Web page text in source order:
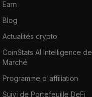
Earn
Blog
Actualités crypto
CoinStats AI Intelligence de
Marché
Programme d'affiliation
Suivi de Portefeuille DeFi